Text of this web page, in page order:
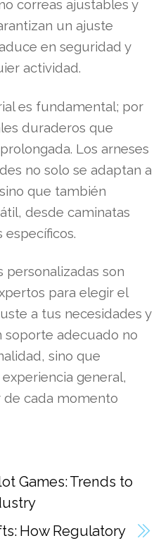
correas ajustables y
un ajuste
en seguridad y
actividad.
es fundamental; por
duraderos que
Los arneses
no solo se adaptan a
que también
desde caminatas
personalizadas son
para elegir el
a tus necesidades y
soporte adecuado no
sino que
general,
cada momento
Games: Trends to
How Regulatory